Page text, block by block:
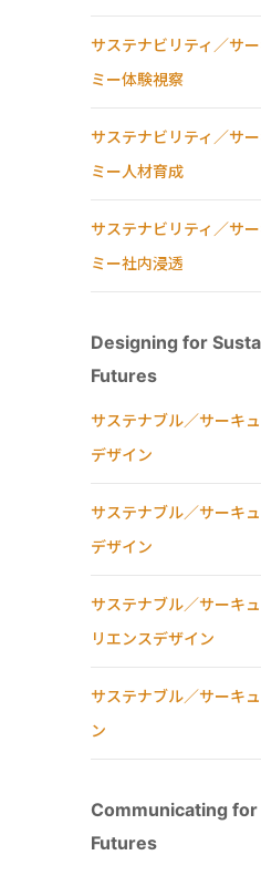
サステナビリティ／サ
ミー体験視察
サステナビリティ／サ
ミー人材育成
サステナビリティ／サ
ミー社内浸透
Designing for
Futures
サステナブル／サーキ
デザイン
サステナブル／サーキ
デザイン
サステナブル／サーキ
リエンスデザイン
サステナブル／サーキ
ン
Communicating for
Futures